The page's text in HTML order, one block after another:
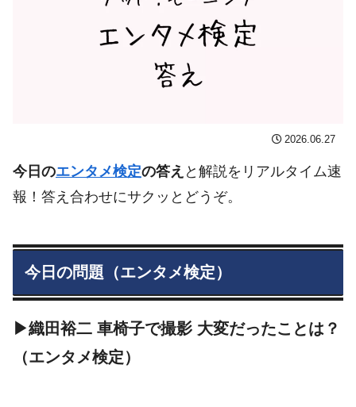
2026.06.27
今日のエンタメ検定の答え と解説をリアルタイム速
報！答え合わせにサクッとどうぞ。
今日の問題（エンタメ検定）
▶織田裕二 車椅子で撮影 大変だったことは？
（エンタメ検定）